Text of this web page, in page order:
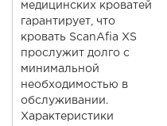
медицинских кроватей
гарантирует, что
кровать ScanAfia XS
прослужит долго с
минимальной
необходимостью в
обслуживании.
Характеристики